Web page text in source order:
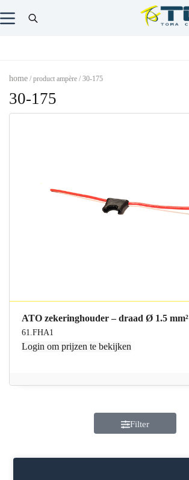
home / product ampère / 30-175
30-175
ATO zekeringhouder – draad Ø 1.5 mm²
61.FHA1
Login om prijzen te bekijken
Filter